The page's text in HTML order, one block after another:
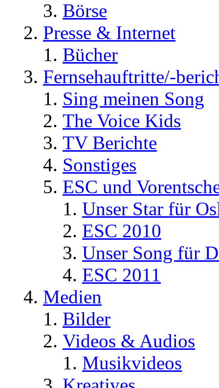
Börse
Presse & Internet
Bücher
Fernsehauftritte/-
Sing meinen Song
The Voice Kids
TV Berichte
Sonstiges
ESC und
Unser Star für
ESC 2010
Unser Song für
ESC 2011
Medien
Bilder
Videos & Audios
Musikvideos